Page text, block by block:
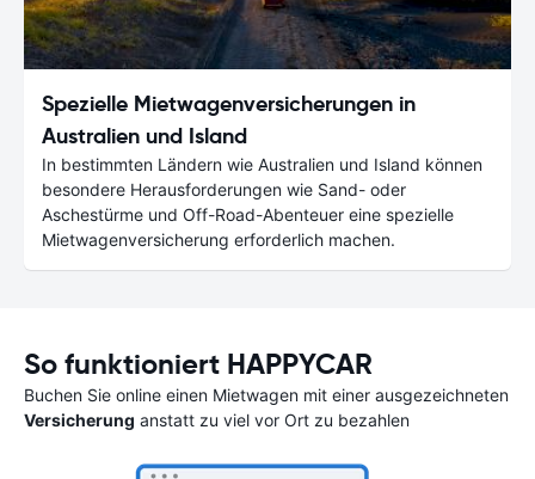
Spezielle Mietwagenversicherungen in
Australien und Island
In bestimmten Ländern wie Australien und Island können
besondere Herausforderungen wie Sand- oder
Aschestürme und Off-Road-Abenteuer eine spezielle
Mietwagenversicherung erforderlich machen.
So funktioniert HAPPYCAR
Buchen Sie online einen Mietwagen mit einer ausgezeichneten
Versicherung anstatt zu viel vor Ort zu bezahlen